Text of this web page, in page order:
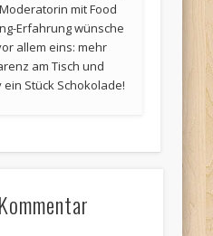
mit Food
Erfahrung wünsche
allem eins: mehr
am Tisch und
Stück Schokolade!